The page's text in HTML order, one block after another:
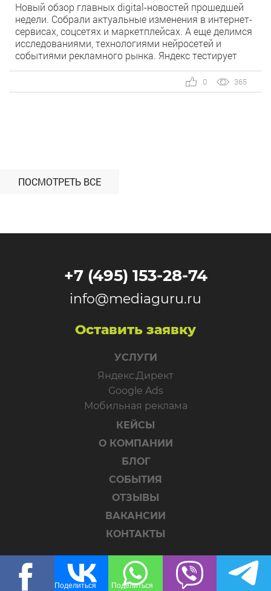
Поделиться Поделиться
Новый обзор главных digital-новостей прошедшей
недели. Собрали актуальные изменения в интернет-
сервисах, соцсетях и маркетплейсах. А еще делимся
исследованиями, технологиями нейросетей и
событиями рекламного рынка. Яндекс тестирует
сертифицировать рекламные агентства, а в VK
добавили рейтинги и отзывы на товары — об этом и
365
0
ПОСМОТРЕТЬ ВСЕ
+7 (495) 153-28-74
info@mediaguru.ru
Оставить заявку
УСЛУГИ
Яндекс.Директ
Google Ads
Мобильная реклама
КЕЙСЫ
О КОМПАНИИ
БЛОГ
СОБЫТИЯ
ОТЗЫВЫ
ВАКАНСИИ
КОНТАКТЫ